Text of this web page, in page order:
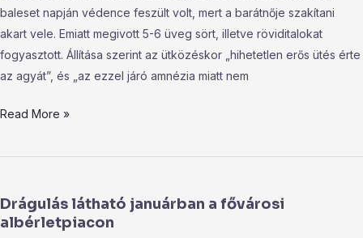
baleset napján védence feszült volt, mert a barátnője szakítani
akart vele. Emiatt megivott 5-6 üveg sört, illetve röviditalokat
fogyasztott. Állítása szerint az ütközéskor „hihetetlen erős ütés érte
az agyát”, és „az ezzel járó amnézia miatt nem
Read More »
Drágulás látható januárban a fővárosi
albérletpiacon
januárban
a